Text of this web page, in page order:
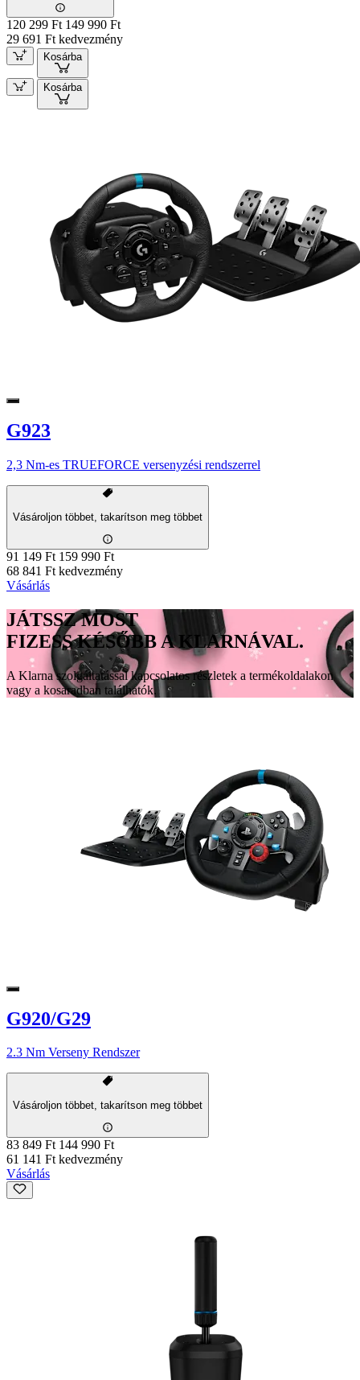
120 299 Ft 149 990 Ft
29 691 Ft kedvezmény
Kosárba
Kosárba
G923
2,3 Nm-es TRUEFORCE versenyzési rendszerrel
Vásároljon többet, takarítson meg többet
91 149 Ft 159 990 Ft
68 841 Ft kedvezmény
Vásárlás
JÁTSSZ MOST
FIZESS KÉSŐBB A KLARNÁVAL.
A Klarna szolgáltatással kapcsolatos részletek a termékoldalakon
vagy a kosaradban találhatók.
G920/G29
2.3 Nm Verseny Rendszer
Vásároljon többet, takarítson meg többet
83 849 Ft 144 990 Ft
61 141 Ft kedvezmény
Vásárlás